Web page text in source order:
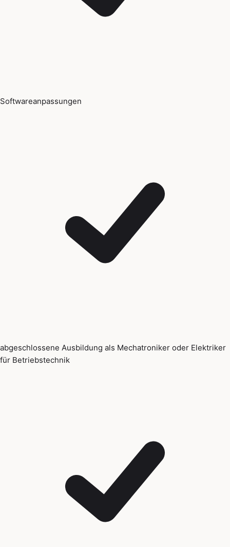
Softwareanpassungen
abgeschlossene Ausbildung als Mechatroniker oder Elektriker
für Betriebstechnik